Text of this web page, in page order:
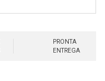
PRONTA
ENTREGA